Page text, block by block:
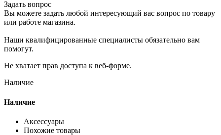
Задать вопрос
Вы можете задать любой интересующий вас вопрос по товару
или работе магазина.
Наши квалифицированные специалисты обязательно вам
помогут.
Не хватает прав доступа к веб-форме.
Наличие
Наличие
Аксессуары
Похожие товары